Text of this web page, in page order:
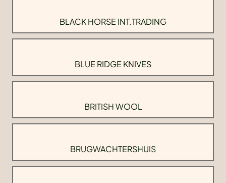
BLACK HORSE INT.TRADING
BLUE RIDGE KNIVES
BRITISH WOOL
BRUGWACHTERSHUIS